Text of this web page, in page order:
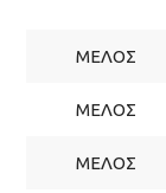
ΜΕΛΟΣ
ΜΕΛΟΣ
ΜΕΛΟΣ